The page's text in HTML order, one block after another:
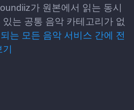
가 원본에서 읽는 동시
는 공통 음악 카테고리가 없
는 모든 음악 서비스 간에 전